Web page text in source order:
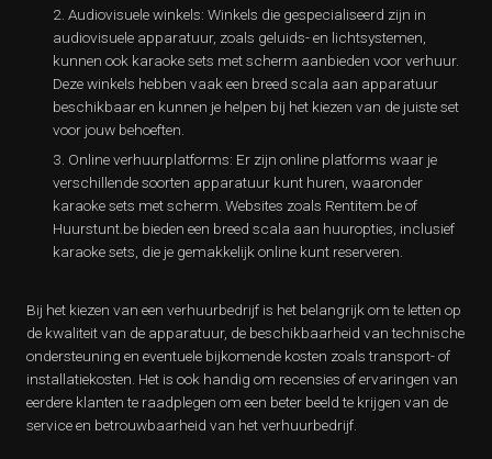
Audiovisuele winkels: Winkels die gespecialiseerd zijn in
audiovisuele apparatuur, zoals geluids- en lichtsystemen,
kunnen ook karaoke sets met scherm aanbieden voor verhuur.
Deze winkels hebben vaak een breed scala aan apparatuur
beschikbaar en kunnen je helpen bij het kiezen van de juiste set
voor jouw behoeften.
Online verhuurplatforms: Er zijn online platforms waar je
verschillende soorten apparatuur kunt huren, waaronder
karaoke sets met scherm. Websites zoals Rentitem.be of
Huurstunt.be bieden een breed scala aan huuropties, inclusief
karaoke sets, die je gemakkelijk online kunt reserveren.
Bij het kiezen van een verhuurbedrijf is het belangrijk om te letten op
de kwaliteit van de apparatuur, de beschikbaarheid van technische
ondersteuning en eventuele bijkomende kosten zoals transport- of
installatiekosten. Het is ook handig om recensies of ervaringen van
eerdere klanten te raadplegen om een beter beeld te krijgen van de
service en betrouwbaarheid van het verhuurbedrijf.